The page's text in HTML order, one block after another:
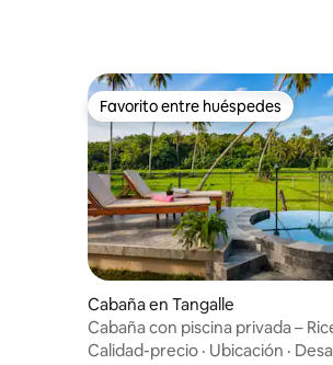
Favorito entre huéspedes
Favorito entre huéspedes
Cabaña en Tangalle
Cabaña con piscina privada –
Hideaway
Calidad-precio · Ubicación ·